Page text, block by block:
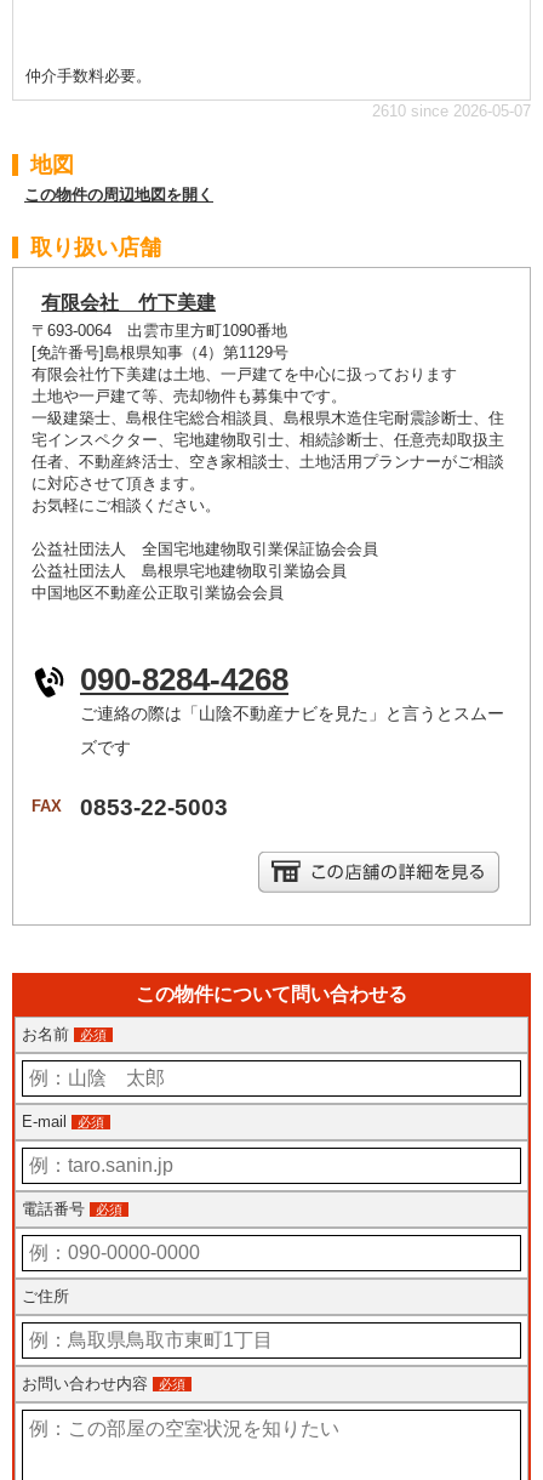
仲介手数料必要。
2610 since 2026-05-07
地図
この物件の周辺地図を開く
取り扱い店舗
有限会社 竹下美建
〒693-0064 出雲市里方町1090番地
[免許番号]島根県知事（4）第1129号
有限会社竹下美建は土地、一戸建てを中心に扱っております
土地や一戸建て等、売却物件も募集中です。
一級建築士、島根住宅総合相談員、島根県木造住宅耐震診断士、住
宅インスペクター、宅地建物取引士、相続診断士、任意売却取扱主
任者、不動産終活士、空き家相談士、土地活用プランナーがご相談
に対応させて頂きます。
お気軽にご相談ください。
公益社団法人 全国宅地建物取引業保証協会会員
公益社団法人 島根県宅地建物取引業協会員
中国地区不動産公正取引業協会会員
090-8284-4268
ご連絡の際は「山陰不動産ナビを見た」と言うとスムー
ズです
FAX 0853-22-5003